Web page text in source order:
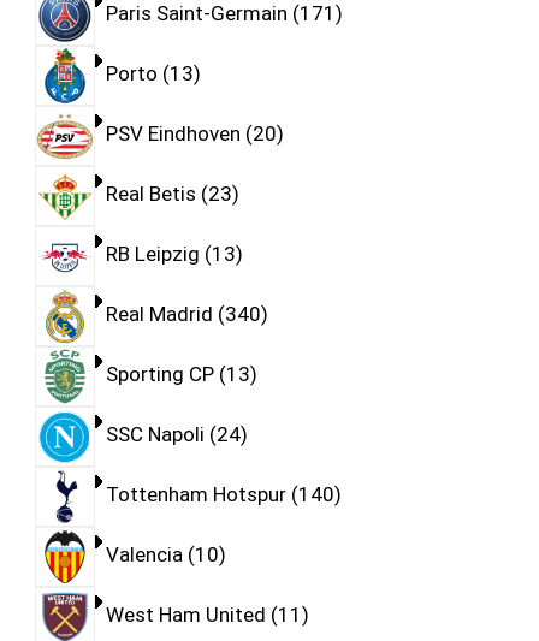
Paris Saint-Germain 171
Porto 13
PSV Eindhoven 20
Real Betis 23
RB Leipzig 13
Real Madrid 340
Sporting CP 13
SSC Napoli 24
Tottenham Hotspur 140
Valencia 10
West Ham United 11